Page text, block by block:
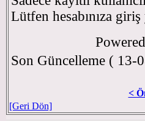
Lütfen hesabınıza
Son Güncelleme ( 13-
<
[Geri Dön]